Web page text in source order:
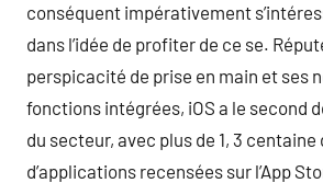
conséquent impérativement
dans l’idée de profiter de ce se.
perspicacité de prise en main et ses
fonctions intégrées, iOS a le second
du secteur, avec plus de 1, 3 centaine
d’applications recensées sur l’App